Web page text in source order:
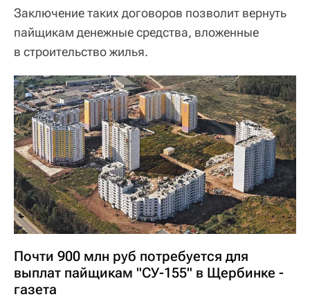
Заключение таких договоров позволит вернуть
пайщикам денежные средства, вложенные
в строительство жилья.
Почти 900 млн руб потребуется для
выплат пайщикам "СУ-155" в Щербинке -
газета